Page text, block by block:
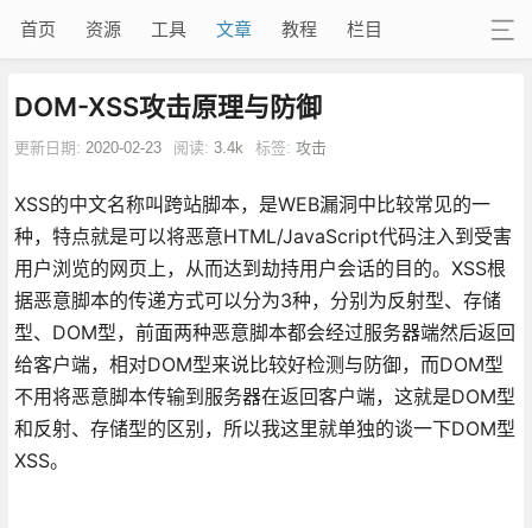
首页 资源 工具 文章 教程 栏目
DOM-XSS攻击原理与防御
更新日期: 2020-02-23 阅读: 3.4k 标签: 攻击
XSS的中文名称叫跨站脚本，是WEB漏洞中比较常见的一
种，特点就是可以将恶意HTML/JavaScript代码注入到受害
用户浏览的网页上，从而达到劫持用户会话的目的。XSS根
据恶意脚本的传递方式可以分为3种，分别为反射型、存储
型、DOM型，前面两种恶意脚本都会经过服务器端然后返回
给客户端，相对DOM型来说比较好检测与防御，而DOM型
不用将恶意脚本传输到服务器在返回客户端，这就是DOM型
和反射、存储型的区别，所以我这里就单独的谈一下DOM型
XSS。